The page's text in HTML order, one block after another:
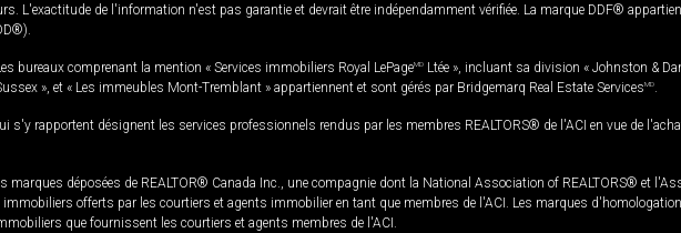
L'exactitude de l'information n'est pas garantie et devrait être indépendamment vérifiée. La marque DDF®
bureaux comprenant la mention « Services immobiliers Royal LePageMD Ltée », incluant sa division « Johnston &
», et « Les immeubles Mont-Tremblant » appartiennent et sont gérés par Bridgemarq Real Estate ServicesMD
s'y rapportent désignent les services professionnels rendus par les membres REALTORS® de l'ACI en vue de
marques déposées de REALTOR® Canada Inc., une compagnie dont la National Association of REALTORS® et
offerts par les courtiers et agents immobilier en tant que membres de l'ACI. Les marques
que fournissent les courtiers et agents membres de l'ACI.